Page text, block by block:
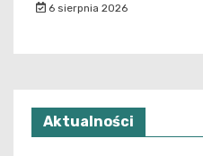
6 sierpnia 2026
Aktualności